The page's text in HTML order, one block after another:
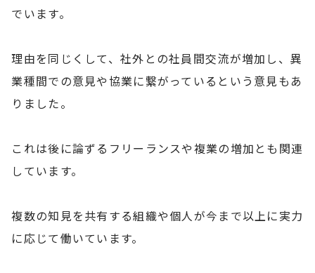
でいます。
理由を同じくして、社外との社員間交流が増加し、異
業種間での意見や協業に繋がっているという意見もあ
りました。
これは後に論ずるフリーランスや複業の増加とも関連
しています。
複数の知見を共有する組織や個人が今まで以上に実力
に応じて働いています。